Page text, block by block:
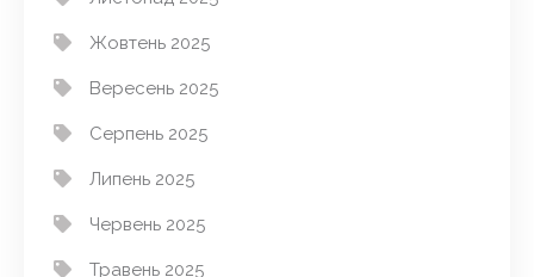
Жовтень 2025
Вересень 2025
Серпень 2025
Липень 2025
Червень 2025
Травень 2025